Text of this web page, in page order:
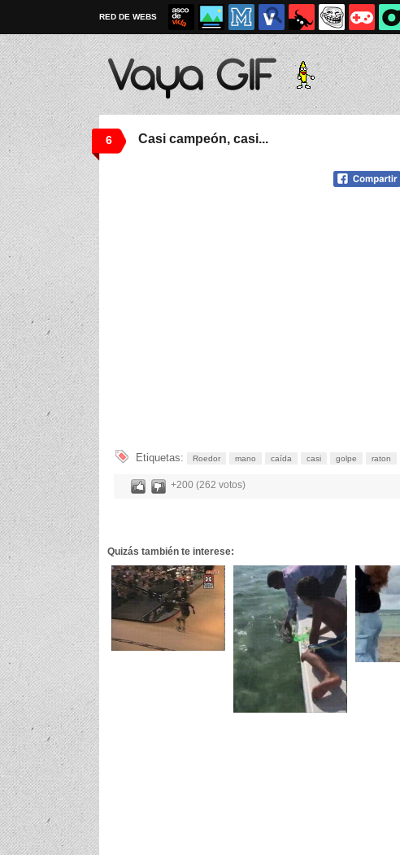
RED DE WEBS
6 Casi campeón, casi...
Etiquetas: Roedor mano caída casi golpe raton
+200 (262 votos)
Quizás también te interese: